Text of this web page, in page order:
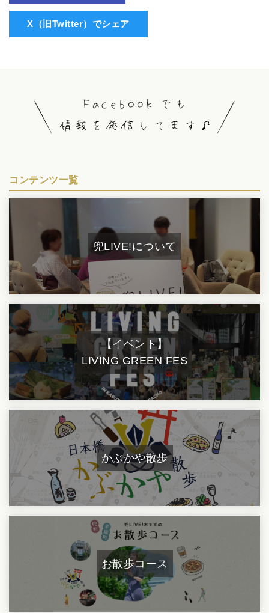
X（旧Twitter）でシェア
コンテンツ一覧
兜LIVE!について
【イベント】
LIVING GREEN FES
かぶかや散歩
お散歩コース